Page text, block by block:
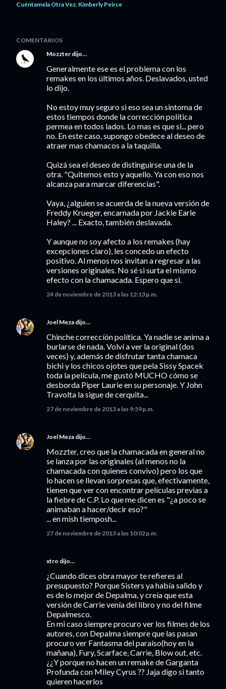
Cuéntamela Otra Vez Kimberly Peirce
COMENTARIOS
Mozzter dijo…
Generalmente ese es el problema con los
remakes en los últimos años. Deslavados, usted
lo dijo.
No estoy muy seguro si eso sea un sintoma de
estos tiempos donde la corrección política
permea en todos lados. Lo mas es que si... pero
no. En este caso, supongo obedece al deseo de
atraer mas chamacos a la taquilla.
Quizá sea el deseo de distinguirse una de la
otra. "Quitemos esto y aquello. Ya con eso nos
alcanza para marcar diferencias".
Vaya, ¿alguien se acuerda de la nueva versión de
Freddy Krueger, encarnada por Jackie Earle
Haley? ... Exacto, también deslavada.
Y aunque no soy afecto a los remakes (hay
excepciones claro), les concedo un efecto
positivo. Al menos nos invitan a regresar a las
versiones originales. No sé si surta el mismo
efecto con la chamacada. Espero que si.
24 de noviembre de 2013 a las 12:13 p.m.
Joel Meza dijo…
Chinche correccíón política. Ya nadie se anima a
burlarse de nada. Volví a ver la original (dos
veces) y, además de disfrutar tanta chamaca
bichi y los chicos ojotes que pela Sissy Spacek
toda la película, me gustó MUCHO cómo se
desborda Piper Laurie en su personaje. Y John
Travolta la sigue de cerquita...
27 de noviembre de 2013 a las 9:59 p.m.
Joel Meza dijo…
Mozzter, creo que la chamacada en general no
se lanza por las originales (al menos no la
chamacada con quienes convivo) pero los que
lo hacen se llevan sorpresas que, efectivamente,
tienen que ver con encontrar películas previas a
la fiebre de C.P. Lo que me dicen es "¿a poco se
animaban a hacer/decir eso?"
... en mish tiemposh...
27 de noviembre de 2013 a las 10:02 p.m.
xtro dijo…
¿Cuando dices obra mayor te refieres al
presupuesto? Porque Sisters ya había salido y
es de lo mejor de Depalma, y creía que esta
versión de Carrie venía del libro y no del filme
Depalmesco.
En mi caso siempre procuro ver los filmes de los
autores, con Depalma siempre que las pasan
procuro ver Fantasma del paraíso(hoy en la
mañana), Fury, Scarface, Carrie, Blow out, etc.
¿¿Y porque no hacen un remake de Garganta
Profunda con Miley Cyrus ?? Jaja digo si tanto
quieren hacerlos